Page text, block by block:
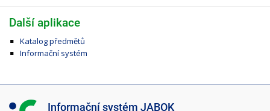
Další aplikace
Katalog předmětů
Informační systém
I Informační systém JABOK